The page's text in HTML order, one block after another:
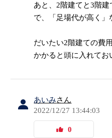
あと、2階建てと3階
で、「足場代が高く」
だいたい2階建ての費
かかると頭に入れて
あいみさん
2022/12/27 13:44:03
0